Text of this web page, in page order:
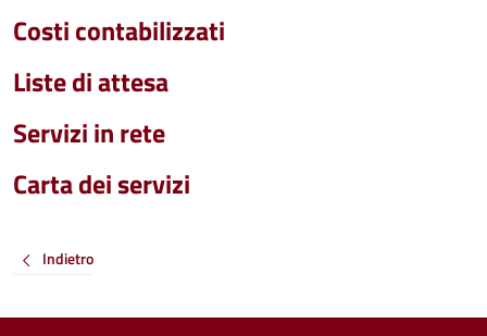
Costi contabilizzati
Liste di attesa
Servizi in rete
Carta dei servizi
Indietro